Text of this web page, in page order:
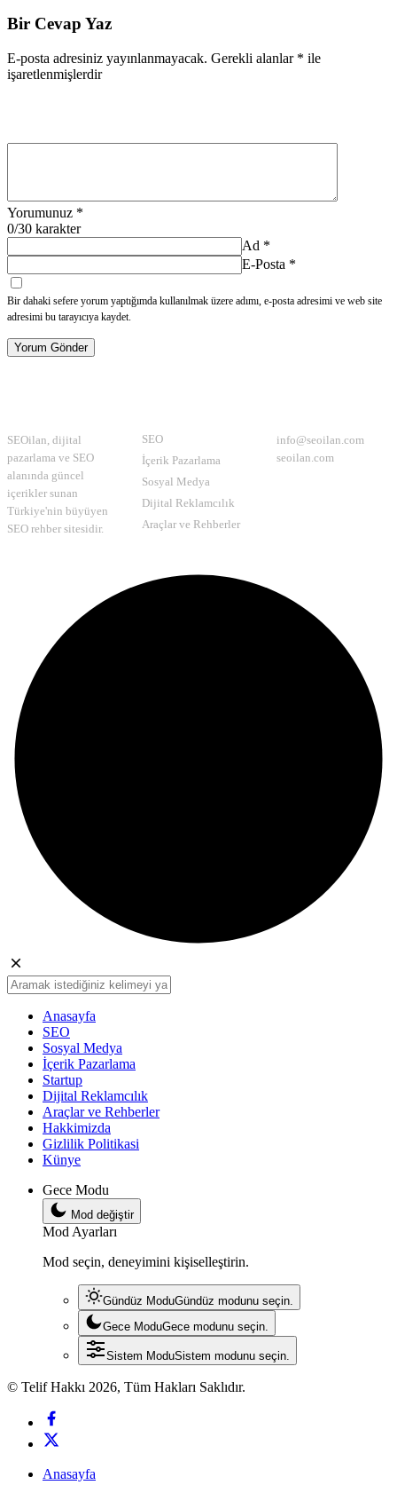
Bir Cevap Yaz
E-posta adresiniz yayınlanmayacak. Gerekli alanlar * ile
işaretlenmişlerdir
Yorumunuz *
0/30 karakter
Ad *
E-Posta *
Bir dahaki sefere yorum yaptığımda kullanılmak üzere adımı, e-posta adresimi ve web site
adresimi bu tarayıcıya kaydet.
Yorum Gönder
SEOilan, dijital
pazarlama ve SEO
alanında güncel
içerikler sunan
Türkiye'nin büyüyen
SEO rehber sitesidir.
SEO
İçerik Pazarlama
Sosyal Medya
Dijital Reklamcılık
Araçlar ve Rehberler
info@seoilan.com
seoilan.com
Anasayfa
SEO
Sosyal Medya
İçerik Pazarlama
Startup
Dijital Reklamcılık
Araçlar ve Rehberler
Hakkimizda
Gizlilik Politikasi
Künye
Gece Modu
Mod değiştir
Mod Ayarları
Mod seçin, deneyimini kişiselleştirin.
Gündüz ModuGündüz modunu seçin.
Gece ModuGece modunu seçin.
Sistem ModuSistem modunu seçin.
© Telif Hakkı 2026, Tüm Hakları Saklıdır.
Anasayfa